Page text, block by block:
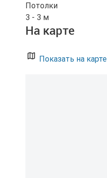
Потолки
3 - 3 м
На карте
Показать на карте